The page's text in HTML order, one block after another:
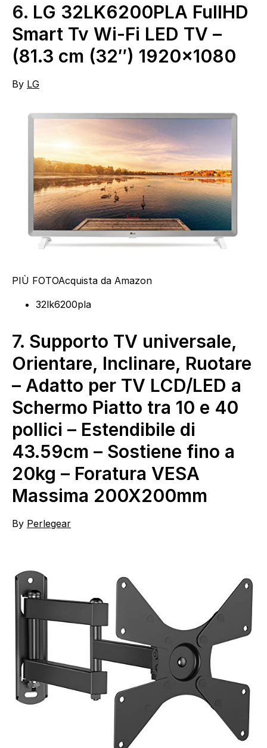
6. LG 32LK6200PLA FullHD
Smart Tv Wi-Fi LED TV –
(81.3 cm (32″) 1920×1080
By LG
PIÙ FOTOAcquista da Amazon
32lk6200pla
7. Supporto TV universale,
Orientare, Inclinare, Ruotare
– Adatto per TV LCD/LED a
Schermo Piatto tra 10 e 40
pollici – Estendibile di
43.59cm – Sostiene fino a
20kg – Foratura VESA
Massima 200X200mm
By Perlegear